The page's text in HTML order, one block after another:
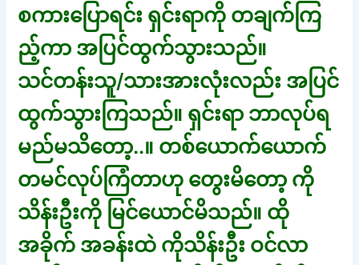
စကားပြောရင်း ရှင်းရာကို တချက်ကြ
ည့်ကာ အပြင်ထွက်သွားသည်။
သင်တန်းသူ/သားအားလုံးလည်း အပြင်
ထွက်သွားကြသည်။ ရှင်းရာ ဘာလုပ်ရ
မည်မသိတော့..။ တစ်ယောက်ယောက်
တမင်လုပ်ကြံတာဟု တွေးမိတော့ ကို
သိန်းဦးကို မြင်ယောင်မိသည်။ ထို
အခိုက် အခန်းထဲ ကိုသိန်းဦး ဝင်လာ